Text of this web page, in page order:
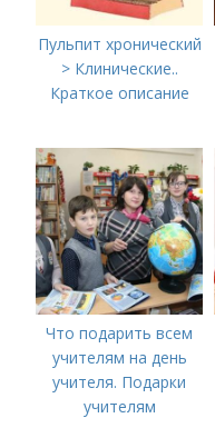
Пульпит хронический
> Клинические..
Краткое описание
Что подарить всем
учителям на день
учителя. Подарки
учителям